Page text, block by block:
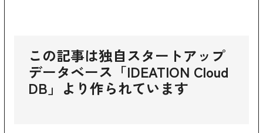
この記事は独自スタートアップ
データベース「IDEATION Cloud
DB」より作られています